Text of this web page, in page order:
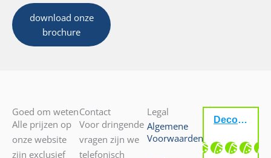
download onze
brochure
Goed om weten
Alle prijzen op
onze website
zijn exclusief
Contact
Voor dringende
vragen zijn we
telefonisch
Legal
Algemene
Voorwaarden